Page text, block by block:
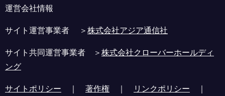
運営会社情報
サイト運営事業者 ＞株式会社アジア通信社
サイト共同運営事業者 ＞株式会社クローバーホールディ
ング
サイトポリシー ｜ 著作権 ｜ リンクポリシー ｜